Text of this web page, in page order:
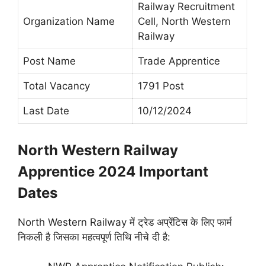
Organization Name
Railway Recruitment
Cell, North Western
Railway
Post Name Trade Apprentice
Total Vacancy 1791 Post
Last Date 10/12/2024
North Western Railway
Apprentice 2024 Important
Dates
North Western Railway में ट्रेड अप्रेंटिस के लिए फार्म
निकली है जिसका महत्वपूर्ण तिथि नीचे दी है: